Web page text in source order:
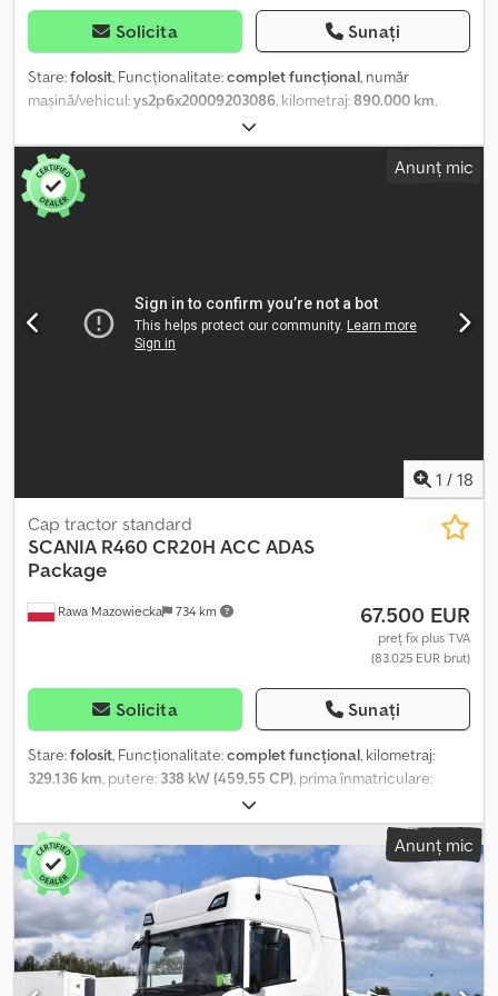
Solicita Sunați
Stare:folosit, Funcționalitate:complet funcțional, număr
mașină/vehicul:ys2p6x20009203086, kilometraj:890.000 km,
, tip combustibil:
goală:13.200 kg, greutatea maximă de încărcare:26.000 kg,
greutate totală:
, An de
fabricație:
Din păcate, nu cunoaștem istoricul de service al vehiculului, dar
Anunț mic
1 / 18
Rawa Mazowiecka 734 km
Cap tractor standard
SCANIA R460 CR20H ACC ADAS
Package
67.500 EUR
preț fix plus TVA
(83.025 EUR brut)
Solicita Sunați
Stare:folosit, Funcționalitate:complet funcțional, kilometraj:
329.136 km, putere: 338 kW (459,55 CP), prima înmatriculare:
motorină
configurație ax:4x2, ampatament:375 mm, culoare:alb, tip de
angrenaj:automat, clasă de emisii:Euro 6, An de fabricație:2023,
număr de cilindri:
, capacitate cilindrică:13.000 cm³
, poziția
volanului:
stânga, Dotări:istoric complet de service,
servodirecție, Caracteristici Pilot automat adaptiv. Cabină: CR
(suspensie pneumatică confortabilă). Baterii 210 Ah (poziție
spate). Motor DC13 175 L01 460 CP EURO 6. Cutie de viteze:
G33CM1 Sistem avansat de frânare de urgență AEBS Sprijin
Anunț mic